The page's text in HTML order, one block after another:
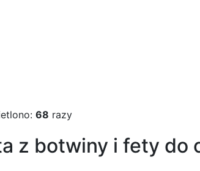
68 razy
z botwiny i fety do